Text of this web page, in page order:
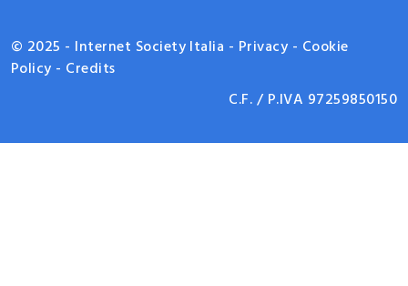
© 2025 - Internet Society Italia - Privacy - Cookie
Policy - Credits
C.F. / P.IVA 97259850150